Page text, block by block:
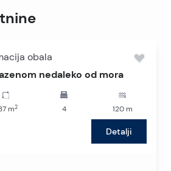
obala
nedaleko od mora
m2 4 120m
Detalji